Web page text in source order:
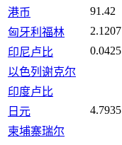
港币
91.42
匈牙利福林
2.1207
印尼卢比
0.0425
以色列谢克尔
印度卢比
日元
4.7935
柬埔寨瑞尔